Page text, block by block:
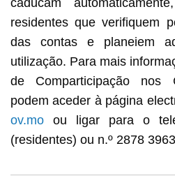
residentes que verifiquem
das contas e planeiem
utilização. Para mais
de Comparticipação nos
podem aceder à página
ov.moou ligar para o
(residentes) ou n.º 2878